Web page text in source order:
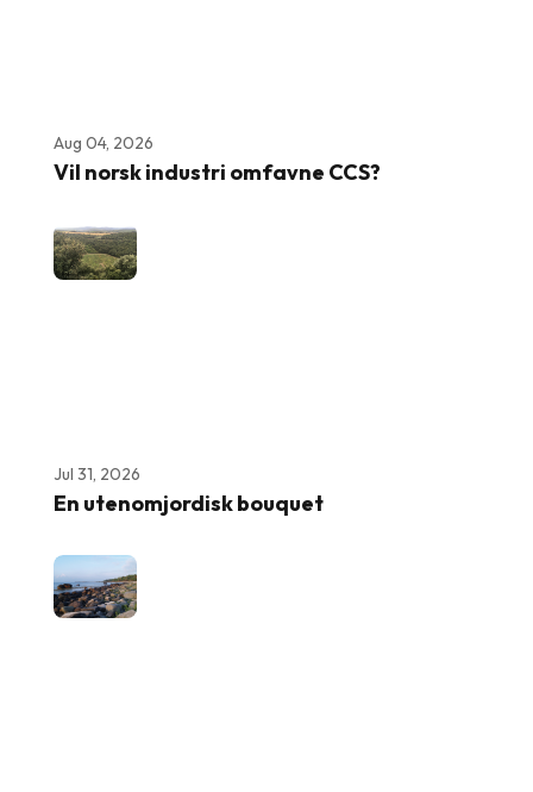
Aug 04, 2026
Vil norsk industri omfavne CCS?
Jul 31, 2026
En utenomjordisk bouquet